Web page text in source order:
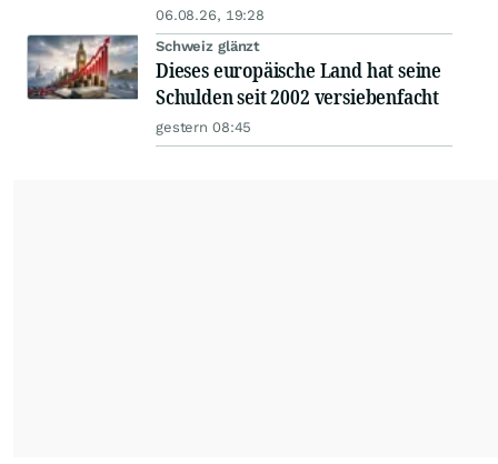
06.08.26, 19:28
Schweiz glänzt
Dieses europäische Land hat seine
Schulden seit 2002 versiebenfacht
gestern 08:45